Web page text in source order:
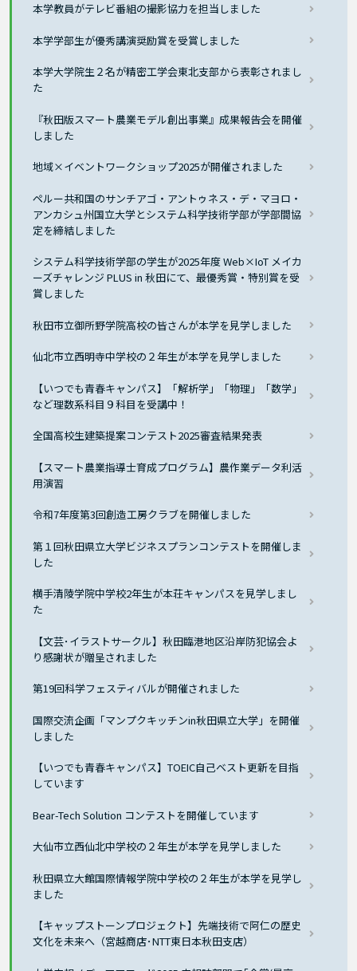
本学教員がテレビ番組の撮影協力を担当しました
本学学部生が優秀講演奨励賞を受賞しました
本学大学院生２名が精密工学会東北支部から表彰されまし
た
『秋田版スマート農業モデル創出事業』成果報告会を開催
しました
地域×イベントワークショップ2025が開催されました
ペルー共和国のサンチアゴ・アントゥネス・デ・マヨロ・
アンカシュ州国立大学とシステム科学技術学部が学部間協
定を締結しました
システム科学技術学部の学生が2025年度 Web×IoT メイカ
ーズチャレンジ PLUS in 秋田にて、最優秀賞・特別賞を受
賞しました
秋田市立御所野学院高校の皆さんが本学を見学しました
仙北市立西明寺中学校の２年生が本学を見学しました
【いつでも青春キャンパス】「解析学」「物理」「数学」
など理数系科目９科目を受講中！
全国高校生建築提案コンテスト2025審査結果発表
【スマート農業指導士育成プログラム】農作業データ利活
用演習
令和7年度第3回創造工房クラブを開催しました
第１回秋田県立大学ビジネスプランコンテストを開催しま
した
横手清陵学院中学校2年生が本荘キャンパスを見学しまし
た
【文芸･イラストサークル】秋田臨港地区沿岸防犯協会よ
り感謝状が贈呈されました
第19回科学フェスティバルが開催されました
国際交流企画「マンプクキッチンin秋田県立大学」を開催
しました
【いつでも青春キャンパス】TOEIC自己ベスト更新を目指
しています
Bear-Tech Solution コンテストを開催しています
大仙市立西仙北中学校の２年生が本学を見学しました
秋田県立大館国際情報学院中学校の２年生が本学を見学し
ました
【キャップストーンプロジェクト】先端技術で阿仁の歴史
文化を未来へ（宮越商店･NTT東日本秋田支店）